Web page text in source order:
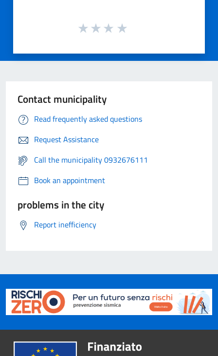
Contact municipality
Read frequently asked questions
Request Assistance
Call the municipality 0932676111
Book an appointment
problems in the city
Report inefficiency